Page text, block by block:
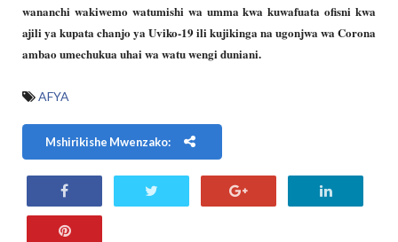
wananchi wakiwemo watumishi wa umma kwa kuwafuata ofisni kwa
ajili ya kupata chanjo ya Uviko-19 ili kujikinga na ugonjwa wa Corona
ambao umechukua uhai wa watu wengi duniani.
AFYA
Mshirikishe Mwenzako: